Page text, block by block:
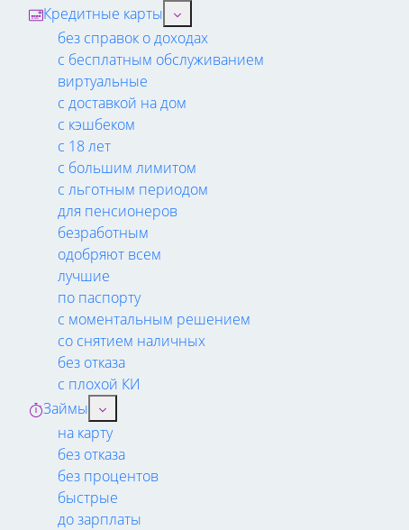
Кредитные карты
без справок о доходах
с бесплатным обслуживанием
виртуальные
с доставкой на дом
с кэшбеком
с 18 лет
с большим лимитом
с льготным периодом
для пенсионеров
безработным
одобряют всем
лучшие
по паспорту
с моментальным решением
со снятием наличных
без отказа
с плохой КИ
Займы
на карту
без отказа
без процентов
быстрые
до зарплаты